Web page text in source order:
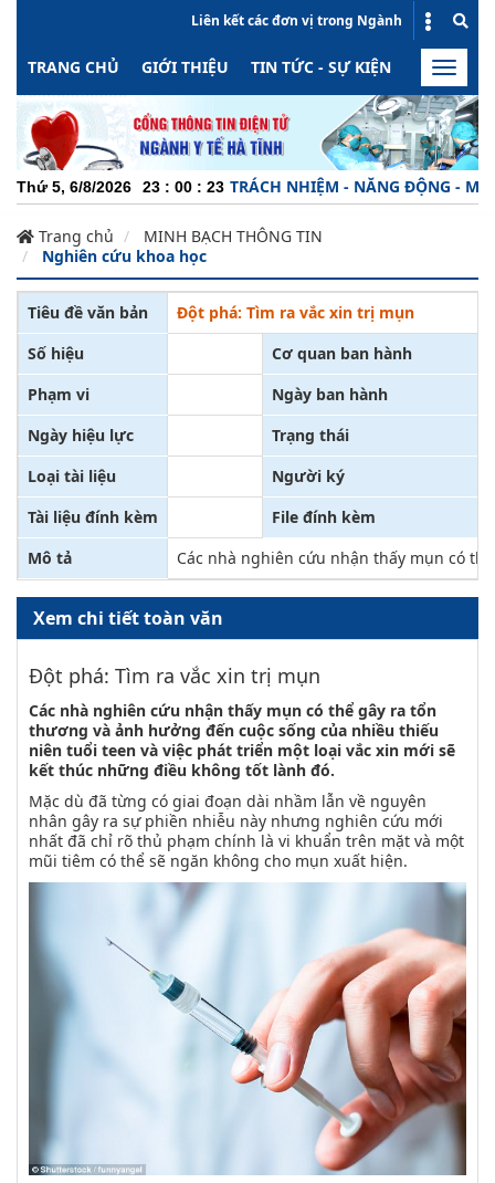
Liên kết các đơn vị trong Ngành
TRANG CHỦ GIỚI THIỆU TIN TỨC - SỰ KIỆN HOẠT
Toggle
Thứ 5, 6/8/2026 23 : 00 : 24
CHUYÊN NGHIỆP - TRÁCH NHIỆM - NĂNG ĐỘNG - MINH
Trang chủ
MINH BẠCH THÔNG TIN
Nghiên cứu khoa học
Tiêu đề văn bản
Đột phá: Tìm ra vắc xin trị mụn
Số hiệu
Cơ quan ban hành
Phạm vi
Ngày ban hành
Ngày hiệu lực
Trạng thái
Loại tài liệu
Người ký
Tài liệu đính kèm
File đính kèm
Mô tả
Các nhà nghiên cứu nhận thấy mụn có
Xem chi tiết toàn văn
Đột phá: Tìm ra vắc xin trị mụn
Các nhà nghiên cứu nhận thấy mụn có thể gây ra tổn
thương và ảnh hưởng đến cuộc sống của nhiều thiếu
niên tuổi teen và việc phát triển một loại vắc xin mới sẽ
kết thúc những điều không tốt lành đó.
Mặc dù đã từng có giai đoạn dài nhầm lẫn về nguyên
nhân gây ra sự phiền nhiễu này nhưng nghiên cứu mới
nhất đã chỉ rõ thủ phạm chính là vi khuẩn trên mặt và một
mũi tiêm có thể sẽ ngăn không cho mụn xuất hiện.